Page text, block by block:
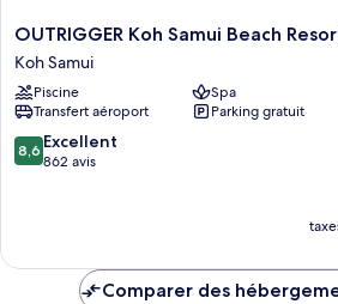
OUTRIGGER
Koh
Samui
Beach
Resort
Koh
Samui
OUTRIGGER Koh Samui Beach
Koh Samui
Piscine
Spa
Transfert aéroport
Parking gratuit
8.6
sur
8,6 Excellent
862 avis
Comparer des